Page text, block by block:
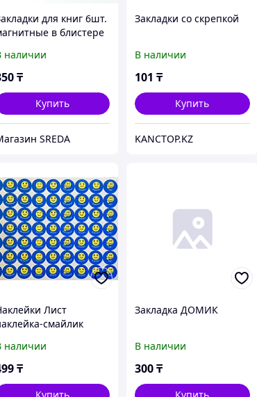
для книг 6шт.
в блистере
наличии
₸
Купить
SREDA
Закладки со скрепкой
В наличии
101 ₸
Купить
KANCTOP.KZ
Лист
смайлик
наличии
₸
Купить
Закладка ДОМИК
В наличии
300₸
Купить